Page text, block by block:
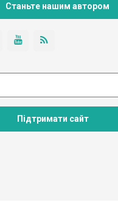
Станьте нашим автором
Підтримати сайт